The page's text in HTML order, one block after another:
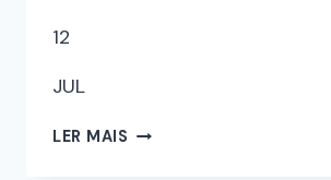
12
JUL
LER MAIS